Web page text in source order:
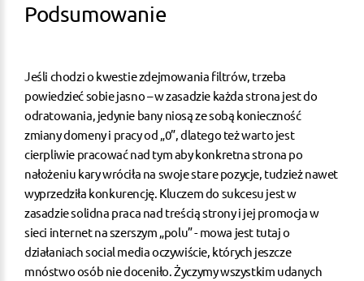
Podsumowanie
Jeśli chodzi o kwestie zdejmowania filtrów, trzeba
powiedzieć sobie jasno – w zasadzie każda strona jest do
odratowania, jedynie bany niosą ze sobą konieczność
zmiany domeny i pracy od „0”, dlatego też warto jest
cierpliwie pracować nad tym aby konkretna strona po
nałożeniu kary wróciła na swoje stare pozycje, tudzież nawet
wyprzedziła konkurencję. Kluczem do sukcesu jest w
zasadzie solidna praca nad treścią strony i jej promocja w
sieci internet na szerszym „polu” - mowa jest tutaj o
działaniach social media oczywiście, których jeszcze
mnóstwo osób nie doceniło. Życzymy wszystkim udanych